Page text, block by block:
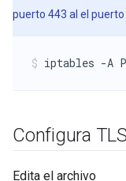
puerto 443 al el
iptables -A
Configura TLS
Edita el archivo